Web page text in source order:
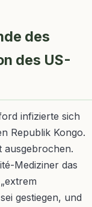
des
des US-
infizierte sich
Republik Kongo.
ausgebrochen.
Mediziner das
gestiegen, und